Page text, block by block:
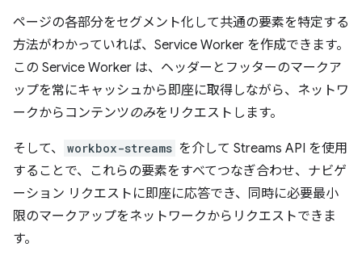
ページの各部分をセグメント化して共通の要素を特定する
方法がわかっていれば、Service Worker を作成できます。
この Service Worker は、ヘッダーとフッターのマークア
ップを常にキャッシュから即座に取得しながら、ネットワ
ークからコンテンツのみをリクエストします。
そして、 workbox-streams を介して Streams API を使用
することで、これらの要素をすべてつなぎ合わせ、ナビゲ
ーション リクエストに即座に応答でき、同時に必要最小
限のマークアップをネットワークからリクエストできま
す。